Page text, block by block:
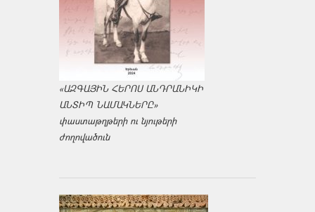
«ԱԶԳԱՅԻՆ ՀԵՐՈՍ ԱՆԴՐԱՆԻԿԻ
ԱՆՏԻՊ ՆԱՄԱԿՆԵՐԸ»
փաստաթղթերի ու նյութերի
ժողովածուն